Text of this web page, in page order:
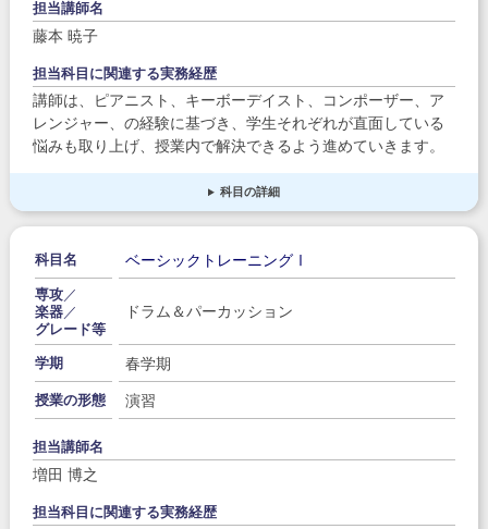
担当講師名
藤本 暁子
担当科目に関連する実務経歴
講師は、ピアニスト、キーボーデイスト、コンポーザー、ア
レンジャー、の経験に基づき、学生それぞれが直面している
悩みも取り上げ、授業内で解決できるよう進めていきます。
科目の詳細
科目名 ベーシックトレーニングⅠ
専攻／
楽器／
グレード等
ドラム＆パーカッション
学期 春学期
授業の形態 演習
担当講師名
増田 博之
担当科目に関連する実務経歴